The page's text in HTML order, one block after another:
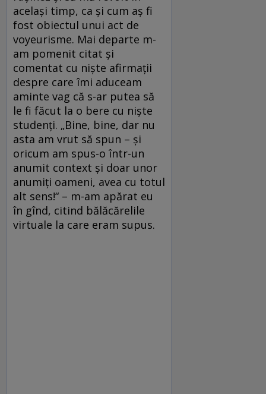
acelaşi timp, ca şi cum aş fi
fost obiectul unui act de
voyeurisme. Mai departe m-
am pomenit citat şi
comentat cu nişte afirmaţii
despre care îmi aduceam
aminte vag că s-ar putea să
le fi făcut la o bere cu nişte
studenţi. „Bine, bine, dar nu
asta am vrut să spun – şi
oricum am spus-o într-un
anumit context şi doar unor
anumiţi oameni, avea cu totul
alt sens!“ – m-am apărat eu
în gînd, citind bălăcărelile
virtuale la care eram supus.